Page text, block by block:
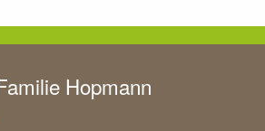
Hopmann